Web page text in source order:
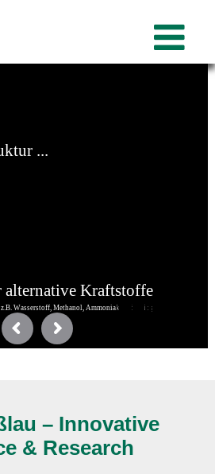
z.B. Wasserstoff, Methanol, Ammoniak d
ktur ...
alternative Kraftstoffe
– Innovative
& Research